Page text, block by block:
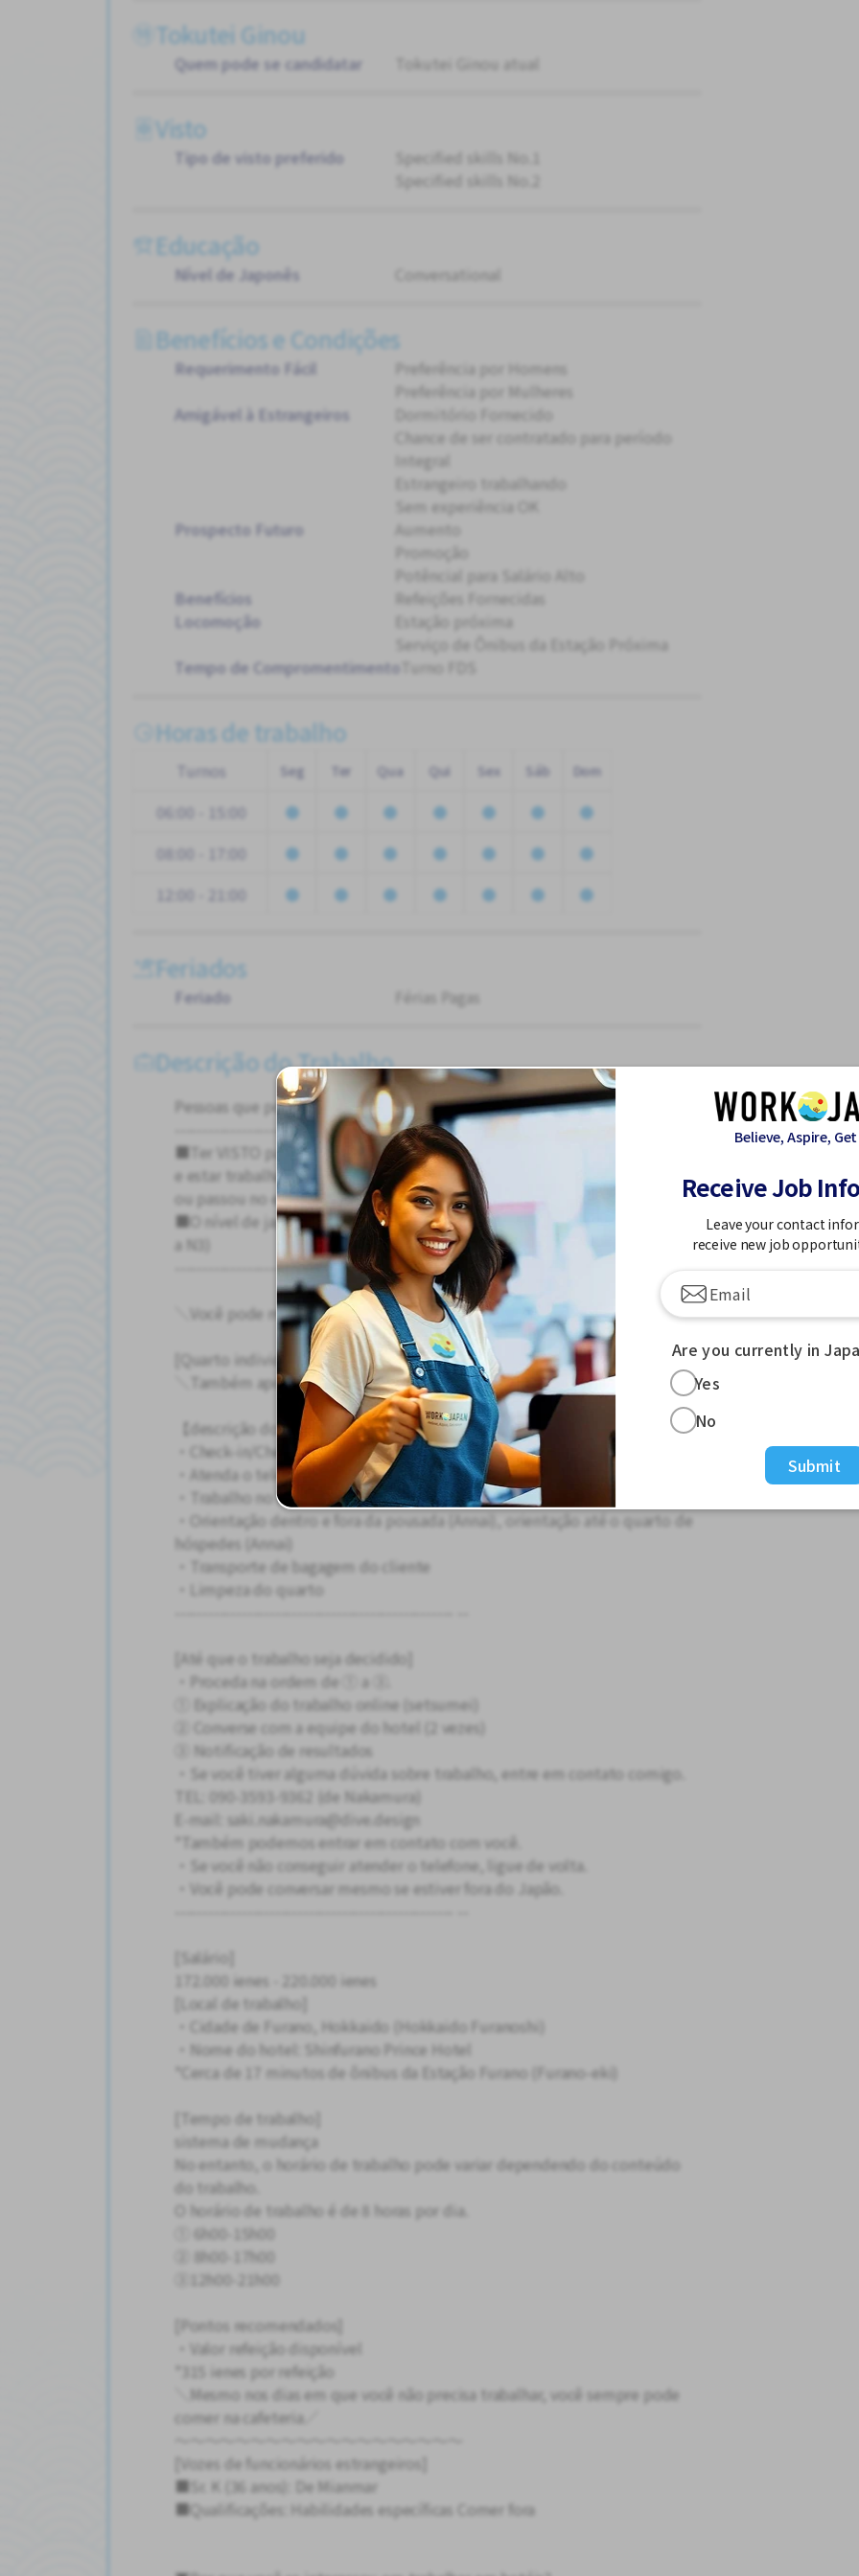
Tokutei Ginou
Quem pode se candidatar Tokutei Ginou atual
Visto
Tipo de visto preferido
Specified skills No.1
Specified skills No.2
Educação
Nível de Japonês Conversational
Benefícios e Condições
Requerimento Fácil
Preferência por Homens
Preferência por Mulheres
Amigável à Estrangeiros
Dormitório Fornecido
Chance de ser contratado para período
Integral
Estrangeiro trabalhando
Sem experiência OK
Prospecto Futuro
Aumento
Promoção
Potêncial para Salário Alto
Benefícios
Refeições Fornecidas
Locomoção
Estação próxima
Serviço de Ônibus da Estação Próxima
Tempo de Compromentimento Turno FDS
Horas de trabalho
Turnos Seg Ter Qua Qui Sex Sáb Dom
06:00 - 15:00
08:00 - 17:00
12:00 - 21:00
Feriados
Feriado Férias Pagas
Descrição do Trabalho
Pessoas que podem limpar todas as condições abaixo
--------------------------------------------------
■Ter VISTO para habilidades específicas (alojamento ou alimentação fora)
e estar trabalhando
ou passou no exame
■O nível de japonês está acima do nível de conversação diária (equivalente
a N3)
--------------------------------------------------
＼Você pode morar em um dormitório muito limpo com tranquilidade／
[Quarto individual/Wi-Fi disponível]
＼Também apoiamos a mudança de habilidades específicas para VISA／
【descrição do trabalho】
・Check-in/Check-out
・Atenda o telefone
・Trabalho no PC
・Orientação dentro e fora da pousada (Annai), orientação até o quarto de
hóspedes (Annai)
・Transporte de bagagem do cliente
・Limpeza do quarto
[Até que o trabalho seja decidido]
・Proceda na ordem de ① a ③.
① Explicação do trabalho online (setsumei)
② Converse com a equipe do hotel (2 vezes)
③ Notificação de resultados
・Se você tiver alguma dúvida sobre trabalho, entre em contato comigo.
TEL: 090-3593-9362 (de Nakamura)
E-mail: saki.nakamura@dive.design
*Também podemos entrar em contato com você.
・Se você não conseguir atender o telefone, ligue de volta.
・Você pode conversar mesmo se estiver fora do Japão.
[Salário]
172.000 ienes - 220.000 ienes
[Local de trabalho]
・Cidade de Furano, Hokkaido (Hokkaido Furanoshi)
・Nome do hotel: Shinfurano Prince Hotel
*Cerca de 17 minutos de ônibus da Estação Furano (Furano-eki)
[Tempo de trabalho]
sistema de mudança
No entanto, o horário de trabalho pode variar dependendo do conteúdo
do trabalho.
O horário de trabalho é de 8 horas por dia.
① 6h00-15h00
② 8h00-17h00
③12h00-21h00
[Pontos recomendados]
・Valor refeição disponível
*315 ienes por refeição
＼Mesmo nos dias em que você não precisa trabalhar, você sempre pode
comer na cafeteria／
[Vozes de funcionários estrangeiros]
■Sr. K (36 anos): De Mianmar
■Qualificações: Habilidades específicas Comer fora
Believe, Aspire,
Receive Job
Leave your contact
receive new job
Are you currently in
Yes
No
Submit